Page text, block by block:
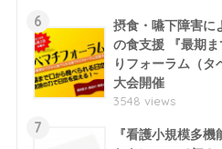
6
摂食・嚥下障害に
の食支援 『最期
りフォーラム（タ
大会開催
3548 views
7
『看護小規模多